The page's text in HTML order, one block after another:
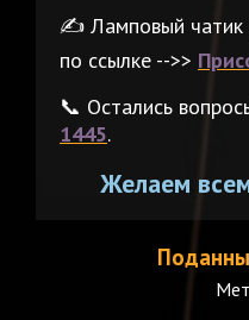
✍️ Ламповый чатик
по ссылке -->>
📞 Остались
1445.
Желаем